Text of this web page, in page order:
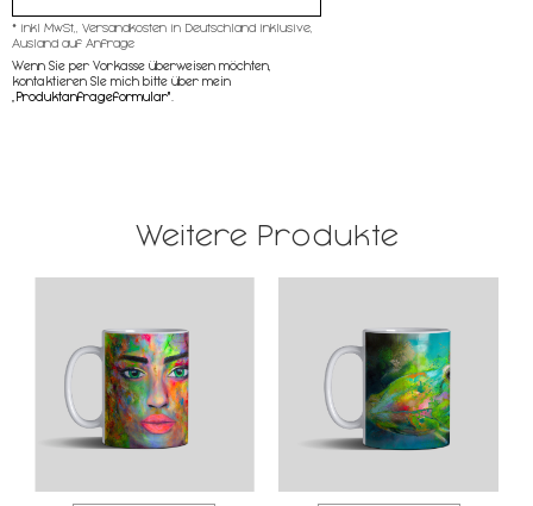
* inkl MwSt,, Versandkosten in Deutschland inklusive,
Ausland auf Anfrage
Wenn Sie per Vorkasse überweisen möchten,
kontaktieren SIe mich bitte über mein
Produktanfrageformular"
Weitere Produkte